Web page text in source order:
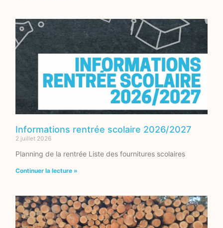
Informations rentrée scolaire 2026/2027
2 juillet 2026
Planning de la rentrée Liste des fournitures scolaires
Continuer la lecture »